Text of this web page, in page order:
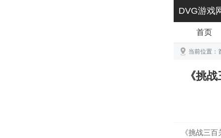
DVG游戏
首页
当前位置：
《挑
《挑战三